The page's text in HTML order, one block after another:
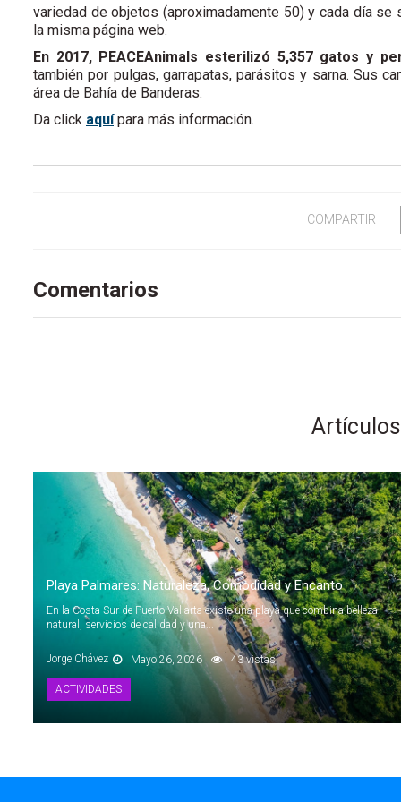
variedad de objetos (aproximadamente 50) y cada día
la misma página web.
En 2017, PEACEAnimals esterilizó 5,357 gatos y
también por pulgas, garrapatas, parásitos y sarna. Sus
área de Bahía de Banderas.
Da click aquípara más información.
COMPARTIR
Comentarios
Playa Palmares: Naturaleza, Comodidad y Encanto
En la Costa Sur de Puerto Vallarta existe una playa que combina belleza
natural, servicios de calidad y una...
Jorge Chávez Mayo 26, 2026 43 vistas
ACTIVIDADES